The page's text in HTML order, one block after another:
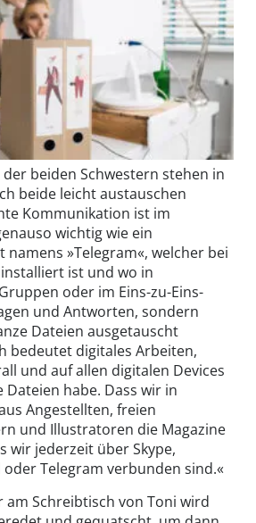
beiden Schwestern stehen in
beide leicht austauschen
Kommunikation ist im
wichtig wie ein
namens »Telegram«, welcher bei
ist und wo in
oder im Eins-zu-Eins-
und Antworten, sondern
Dateien ausgetauscht
bedeutet digitales Arbeiten,
und auf allen digitalen Devices
habe. Dass wir in
Angestellten, freien
und Illustratoren die Magazine
wir jederzeit über Skype,
oder Telegram verbunden sind.«
am Schreibtisch von Toni wird